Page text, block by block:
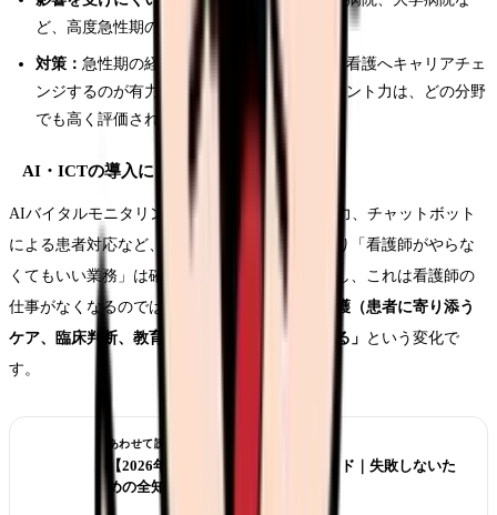
ど、高度急性期の機能を持つ施設
対策： 急性期の経験を活かして回復期や訪問看護へキャリアチェ
ンジするのが有力。急性期で培ったアセスメント力は、どの分野
でも高く評価される
AI・ICTの導入による業務効率化
AIバイタルモニタリング、電子カルテの自動入力、チャットボット
による患者対応など、テクノロジーの導入により「看護師がやらな
くてもいい業務」は確実に減っています。ただし、これは看護師の
仕事がなくなるのではなく、
「より本質的な看護（患者に寄り添う
ケア、臨床判断、教育）に集中できるようになる」 という変化で
す。
あわせて読みたい
【2026年版】看護師転職の完全ガイド｜失敗しないた
めの全知識